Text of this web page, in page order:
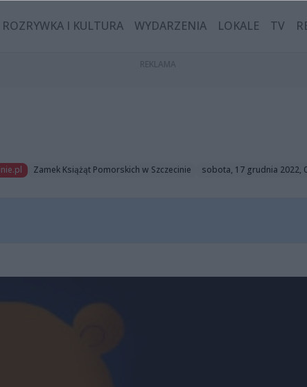
ROZRYWKA I KULTURA WYDARZENIA LOKALE TV
Zamek Książąt Pomorskich w Szczecinie sobota, 17 grudnia 2022,